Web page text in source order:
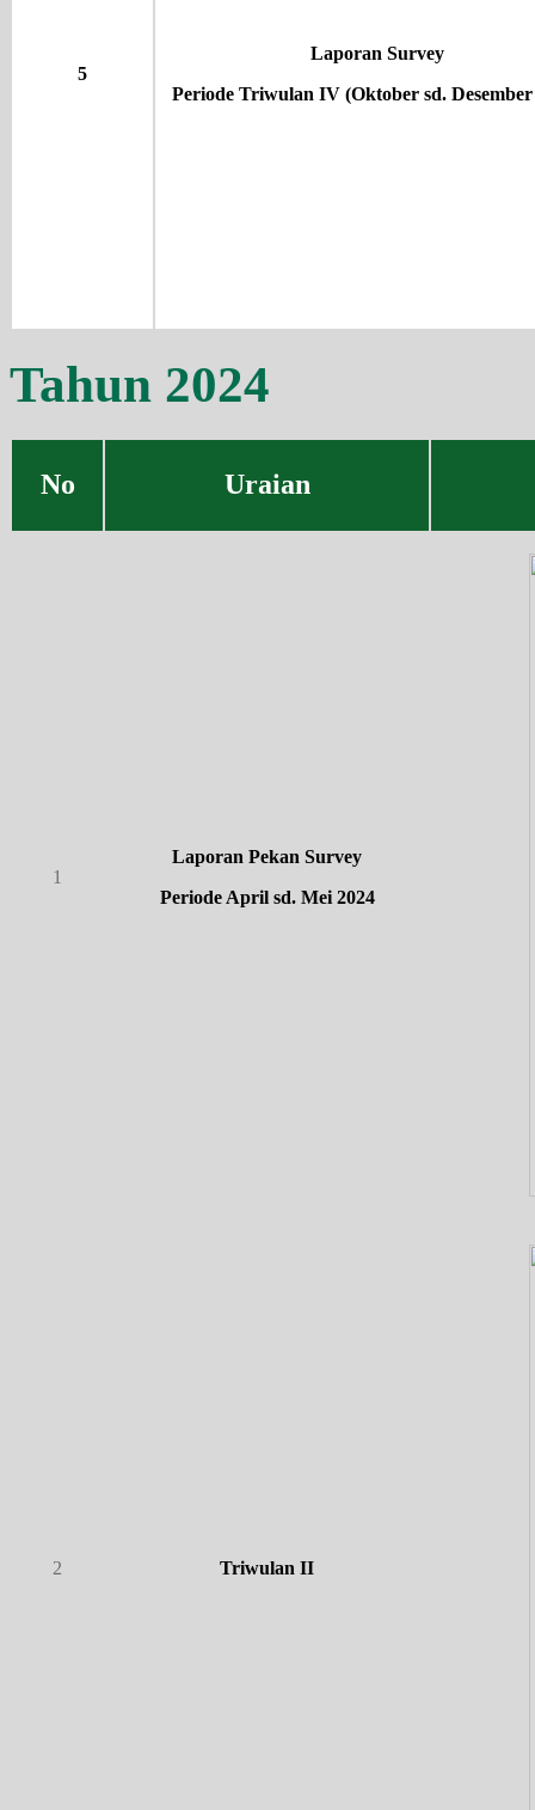
5
Laporan Survey
Periode Triwulan IV (Oktober sd. Desember
Tahun 2024
No Uraian
1
Laporan Pekan Survey
Periode April sd. Mei 2024
2 Triwulan II